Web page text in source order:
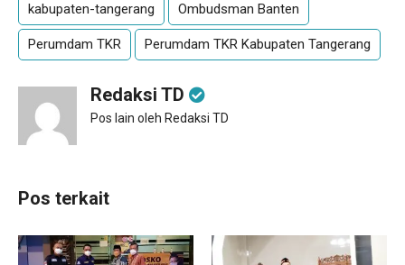
kabupaten-tangerang Ombudsman Banten
Perumdam TKR Perumdam TKR Kabupaten Tangerang
Redaksi TD
Pos lain oleh Redaksi TD
Pos terkait